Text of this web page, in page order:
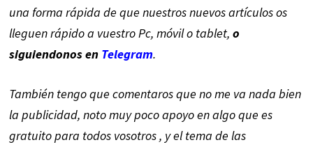
una forma rápida de que nuestros nuevos artículos os
lleguen rápido a vuestro Pc, móvil o tablet, o
siguiendonos en Telegram.
También tengo que comentaros que no me va nada bien
la publicidad, noto muy poco apoyo en algo que es
gratuito para todos vosotros , y el tema de las